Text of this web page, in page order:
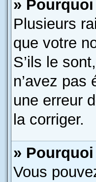
»
Plusieurs
que votre
S’ils le
n’avez pas
une erreur
la corriger.
»
Vous